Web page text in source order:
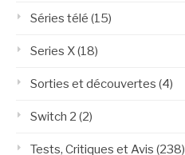
Séries télé (15)
Series X(18)
Sorties et découvertes (4)
Switch 2 (2)
Tests, Critiques et Avis (238)